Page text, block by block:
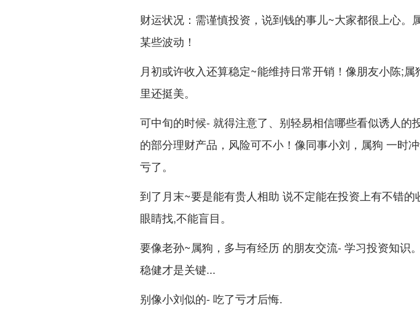
财运状况：需谨慎投资，说到钱的事儿~大家都很上心。
某些波动！
月初或许收入还算稳定~能维持日常开销！像朋友小陈;
里还挺美。
可中旬的时候- 就得注意了、别轻易相信哪些看似诱人的
的部分理财产品，风险可不小！像同事小刘，属狗 一时
亏了。
到了月末~要是能有贵人相助 说不定能在投资上有不错
眼睛找,不能盲目。
要像老孙~属狗，多与有经历 的朋友交流- 学习投资知识
稳健才是关键...
别像小刘似的- 吃了亏才后悔.